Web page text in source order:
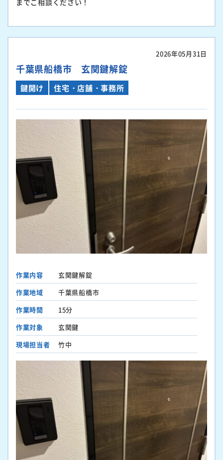
2026年05月31日
千葉県船橋市 玄関鍵解錠
鍵開け 住宅・店舗・事務所
作業内容
玄関鍵解錠
作業地域
千葉県船橋市
作業時間
15分
作業対象
玄関鍵
現場担当者
竹中